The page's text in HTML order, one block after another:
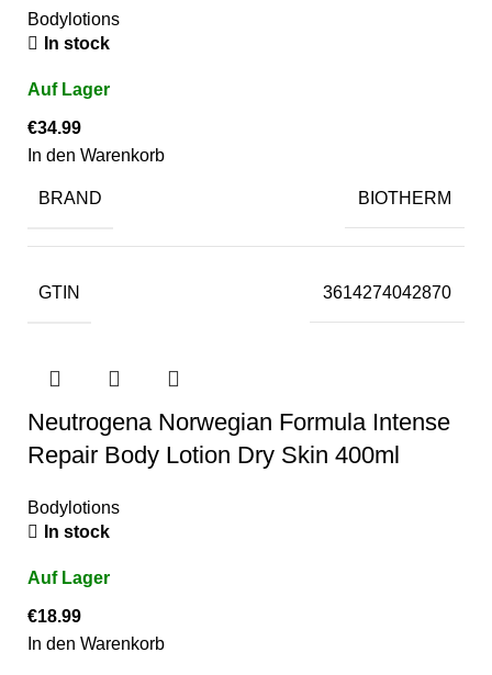
Bodylotions
In stock
€34.99
In den Warenkorb
BRAND BIOTHERM
GTIN 3614274042870
Neutrogena Norwegian Formula Intense
Repair Body Lotion Dry Skin 400ml
Bodylotions
In stock
€18.99
In den Warenkorb